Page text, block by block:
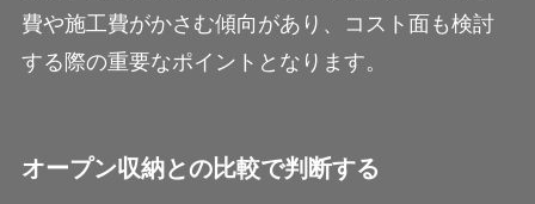
費や施工費がかさむ傾向があり、コスト面も検討
する際の重要なポイントとなります。
オープン収納との比較で判断する